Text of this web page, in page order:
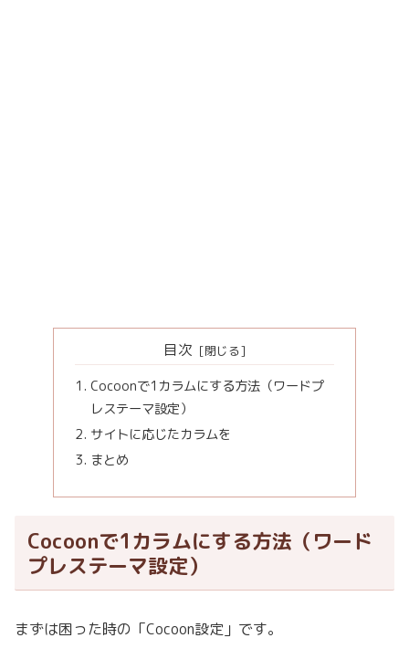
目次
Cocoonで1カラムにする方法（ワードプ
レステーマ設定）
サイトに応じたカラムを
まとめ
Cocoonで1カラムにする方法（ワード
プレステーマ設定）
まずは困った時の「Cocoon設定」です。